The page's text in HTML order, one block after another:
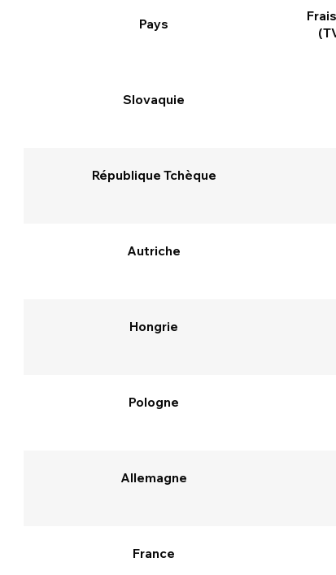
Pays
Slovaquie
République Tchèque
Autriche
Hongrie
Pologne
Allemagne
France